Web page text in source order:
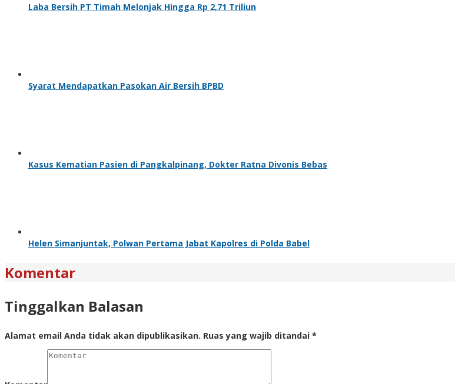
Laba Bersih PT Timah Melonjak Hingga Rp 2,71 Triliun
Syarat Mendapatkan Pasokan Air Bersih BPBD
Kasus Kematian Pasien di Pangkalpinang, Dokter Ratna Divonis Bebas
Helen Simanjuntak, Polwan Pertama Jabat Kapolres di Polda Babel
Komentar
Tinggalkan Balasan
Alamat email Anda tidak akan dipublikasikan. Ruas yang wajib ditandai *